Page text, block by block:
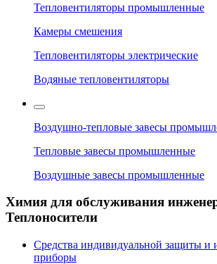
Тепловентиляторы промышленные
Камеры смешения
Тепловентиляторы электрические
Водяные тепловентиляторы
Воздушно-тепловые завесы
Тепловые завесы промышленные
Воздушные завесы промышленные
Химия для обслуживания
Теплоносители
Средства индивидуальной защиты и
приборы